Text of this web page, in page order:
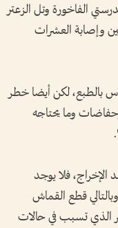
الفاخورة وتل الزعتر
200 من المواطنين وإصابة العشرات
بالطبع، لكن أيضا خطر
وما يحتاجه
الإخراج، فلا يوجد
قطع القماش
الذي تسبب في حالات